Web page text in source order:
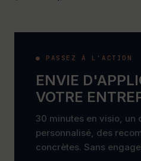
● PASSEZ À L'ACTION
ENVIE
VOTRE
30 minutes en visio, un
personnalisé, des
concrètes. Sans